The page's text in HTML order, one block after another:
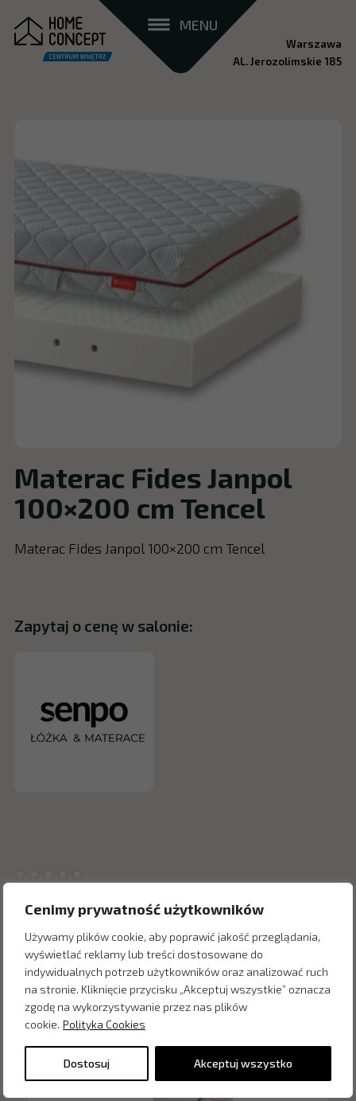
Cenimy prywatność użytkowników
Używamy plików cookie, aby poprawić jakość przeglądania,
wyświetlać reklamy lub treści dostosowane do
indywidualnych potrzeb użytkowników oraz analizować ruch
na stronie. Kliknięcie przycisku „Akceptuj wszystkie” oznacza
zgodę na wykorzystywanie przez nas plików
cookie. Polityka Cookies
Dostosuj Akceptuj wszystko
MENU
Warszawa
AL. Jerozolimskie 185
Materac Fides Janpol
100×200 cm Tencel
Materac Fides Janpol 100×200 cm Tencel
Zapytaj o cenę w salonie:
Inne produkty z kategorii